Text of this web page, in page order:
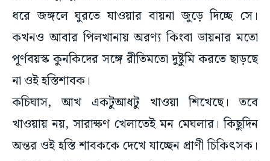
ধরে জঙ্গলে ঘুরতে যাওয়ার বায়না জুড়ে দিচ্ছে সে।
কখনও আবার পিলখানায় অরণ্য কিংবা ডায়নার মতো
পূর্ণবয়স্ক কুনকিদের সঙ্গে রীতিমতো দুষ্টুমি করতে ছাড়ছে
না ওই হস্তিশাবক।
কচিঘাস, আখ একটুআধটু খাওয়া শিখেছে। তবে
খাওয়ায় নয়, সারাক্ষণ খেলাতেই মন মেঘলার। কিছুদিন
অন্তর ওই হস্তি শাবককে দেখে যাচ্ছেন প্রাণী চিকিৎসক।